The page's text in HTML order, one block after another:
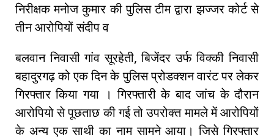
निरीक्षक मनोज कुमार की पुलिस टीम द्वारा झज्जर कोर्ट से
तीन आरोपियों संदीप व
बलवान निवासी गांव सूरहेती, बिजेंदर उर्फ विक्की निवासी
बहादुरगढ़ को एक दिन के पुलिस प्रोडक्शन वारंट पर लेकर
गिरफ्तार किया गया । गिरफ्तारी के बाद जांच के दौरान
आरोपियो से पूछताछ की गई तो उपरोक्त मामले में आरोपियों
के अन्य एक साथी का नाम सामने आया। जिसे गिरफ्तार